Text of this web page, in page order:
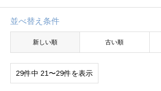
並べ替え条件
新しい順 古い順
29件中 21〜29件を表示